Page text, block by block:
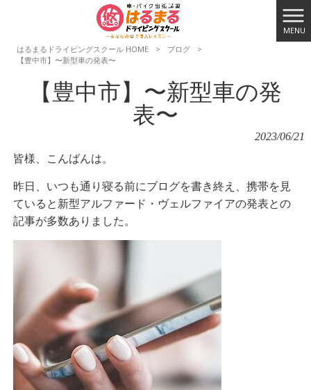
MENU
はるまるドライビングスクール HOME
> ブログ
>
【豊中市】〜新型車の発表〜
【豊中市】〜新型車の発
表〜
2023/06/21
皆様、こんばんは。
昨日、いつも通り寝る前にブログを書き終え、携帯を見
ていると新型アルファード・ヴェルファイアの発表との
記事が多数ありました。